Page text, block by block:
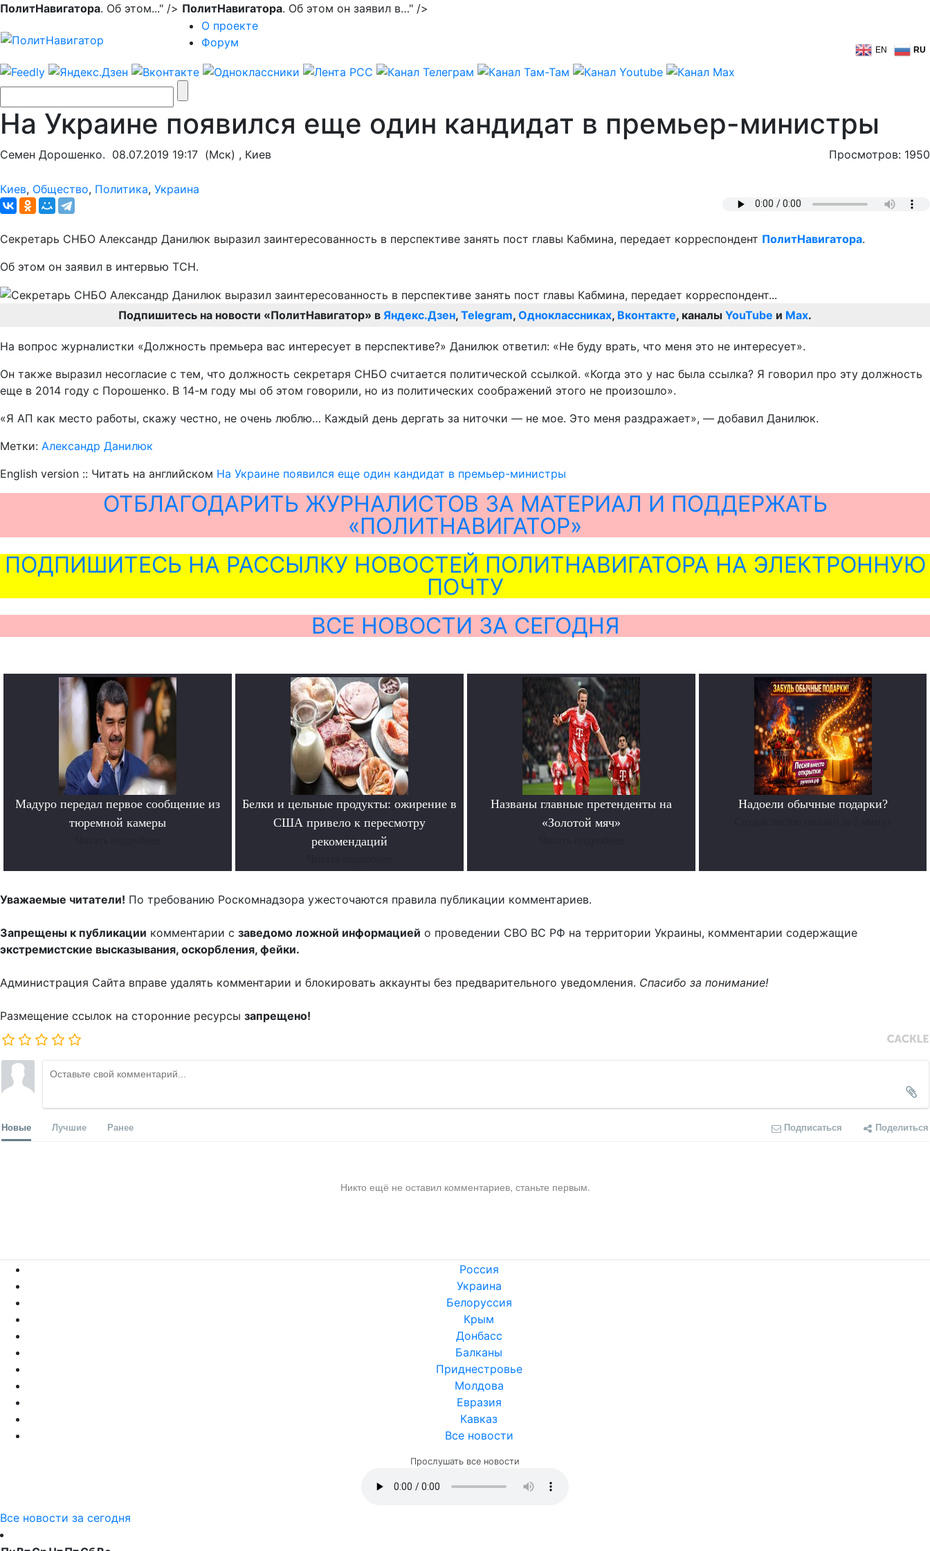
ПолитНавигатора. Об этом..." /> ПолитНавигатора. Об этом он заявил в…" />
О проекте
Форум
EN RU
На Украине появился еще один кандидат в премьер-министры
Семен Дорошенко. 08.07.2019 19:17 (Мск) , Киев Просмотров: 1950
Киев, Общество, Политика, Украина
Секретарь СНБО Александр Данилюк выразил заинтересованность в перспективе занять пост главы Кабмина, передает корреспондент ПолитНавигатора.
Об этом он заявил в интервью ТСН.
Подпишитесь на новости «ПолитНавигатор» в Яндекс.Дзен, Telegram, Одноклассниках, Вконтакте, каналы YouTube и Max.
На вопрос журналистки «Должность премьера вас интересует в перспективе?» Данилюк ответил: «Не буду врать, что меня это не интересует».
Он также выразил несогласие с тем, что должность секретаря СНБО считается политической ссылкой. «Когда это у нас была ссылка? Я говорил про эту должность
еще в 2014 году с Порошенко. В 14-м году мы об этом говорили, но из политических соображений этого не произошло».
«Я АП как место работы, скажу честно, не очень люблю… Каждый день дергать за ниточки — не мое. Это меня раздражает», — добавил Данилюк.
Метки: Александр Данилюк
English version :: Читать на английском На Украине появился еще один кандидат в премьер-министры
ОТБЛАГОДАРИТЬ ЖУРНАЛИСТОВ ЗА МАТЕРИАЛ И ПОДДЕРЖАТЬ
«ПОЛИТНАВИГАТОР»
ПОДПИШИТЕСЬ НА РАССЫЛКУ НОВОСТЕЙ ПОЛИТНАВИГАТОРА НА ЭЛЕКТРОННУЮ
ПОЧТУ
ВСЕ НОВОСТИ ЗА СЕГОДНЯ
Мадуро передал первое сообщение из
тюремной камеры
Белки и цельные продукты: ожирение в
США привело к пересмотру
рекомендаций
Названы главные претенденты на
«Золотой мяч»
Надоели обычные подарки?
Уважаемые читатели! По требованию Роскомнадзора ужесточаются правила публикации комментариев.
Запрещены к публикации комментарии с заведомо ложной информацией о проведении СВО ВС РФ на территории Украины, комментарии содержащие
экстремистские высказывания, оскорбления, фейки.
Администрация Сайта вправе удалять комментарии и блокировать аккаунты без предварительного уведомления. Спасибо за понимание!
Размещение ссылок на сторонние ресурсы запрещено!
Новые Лучшие Ранее Подписаться Поделиться
Никто ещё не оставил комментариев, станьте первым.
Россия
Украина
Белоруссия
Крым
Донбасс
Балканы
Приднестровье
Молдова
Евразия
Кавказ
Все новости
Прослушать все новости
Все новости за сегодня